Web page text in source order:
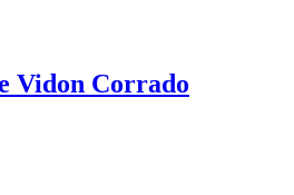
Vidon Corrado